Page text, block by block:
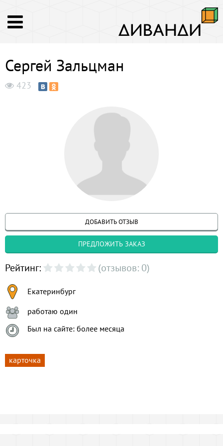
Сергей Зальцман
423
ДОБАВИТЬ ОТЗЫВ
ПРЕДЛОЖИТЬ ЗАКАЗ
Рейтинг: (отзывов: 0)
Екатеринбург
работаю один
Был на сайте: более месяца
карточка